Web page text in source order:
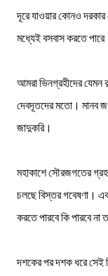
দূরে যাওয়ার কোনও দরকার
মধ্যেই বসবাস করতে
আমরা ভিনগ্রহীদের যেমন
দেবদূতদের মতো। মানব
জাদুকরি।
মহাকাশে সৌরজগতের গ্রহ
চলছে বিস্তর গবেষণা।
করতে পারবে কি পারবে না
দশকের পর দশক ধরে সেই